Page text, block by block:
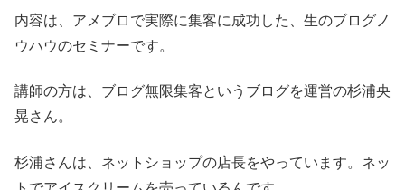
内容は、アメブロで実際に集客に成功した、生のブログノ
ウハウのセミナーです。
講師の方は、ブログ無限集客というブログを運営の杉浦央
晃さん。
杉浦さんは、ネットショップの店長をやっています。ネッ